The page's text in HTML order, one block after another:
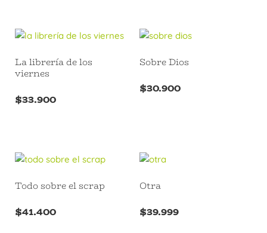
La librería de los
viernes
$33.900
Sobre Dios
$30.900
Todo sobre el scrap
$41.400
Otra
$39.999